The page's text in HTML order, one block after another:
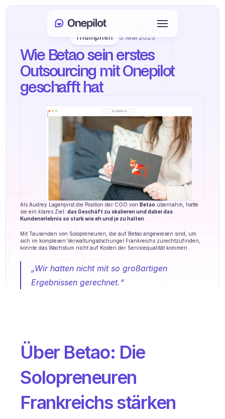
DIENSTLEISTUNGEN
Kundenservice
Vertrieb & Kundenbindung
KYC
PRODUKTE
Agenten Onboarding
Wissensbasis
Ticketzentrum
Integrationen
Kommunikation
Analytik
BRANCHEN
Anmelden
Select Language
🇩🇪
Meeting buchen
Triumphen 5. Mai 2025
Wie Betao sein erstes
Outsourcing mit Onepilot
geschafft hat
Als Audrey Lagerqvist die Position der COO von Betao übernahm, hatte
sie ein klares Ziel: das Geschäft zu skalieren und dabei das
Kundenerlebnis so stark wie eh und je zu halten
Mit Tausenden von Solopreneuren, die auf Betao angewiesen sind, um
sich im komplexen Verwaltungsdschungel Frankreichs zurechtzufinden,
konnte das Wachstum nicht auf Kosten der Servicequalität kommen.
„Wir hatten nicht mit so großartigen
Ergebnissen gerechnet.“
Über Betao: Die
Solopreneuren
Frankreichs stärken